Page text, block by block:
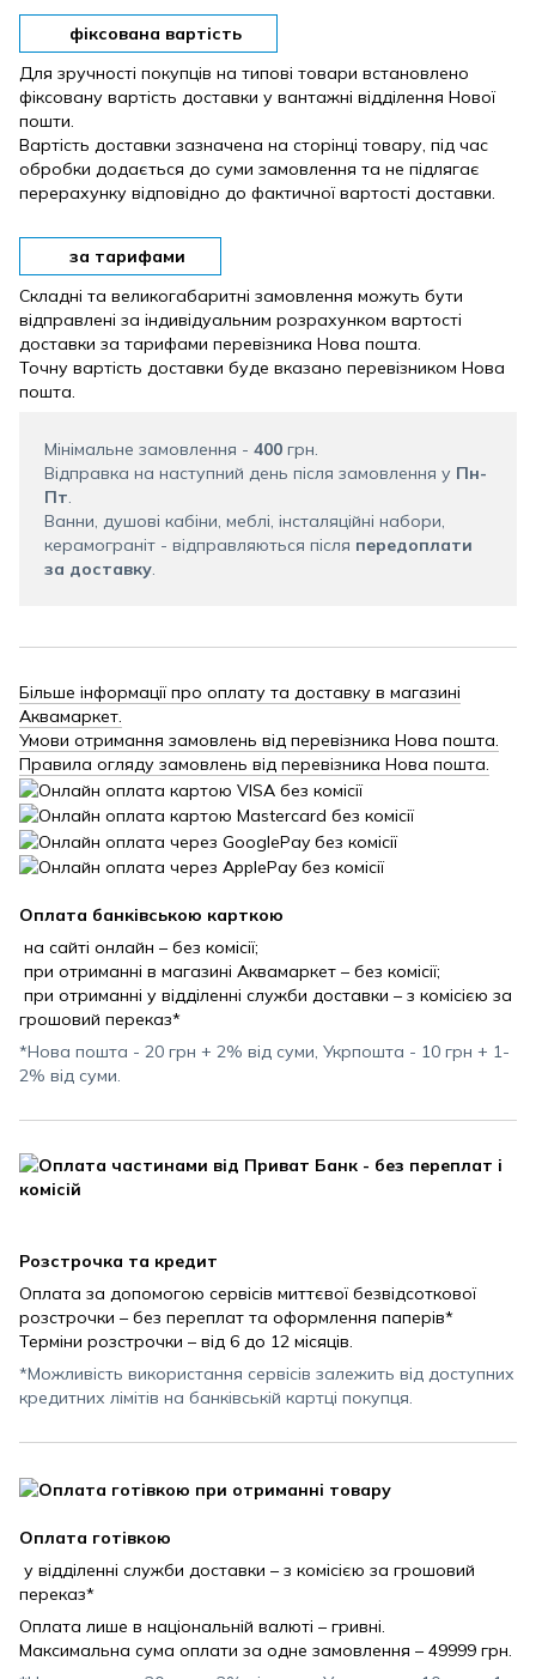
фіксована вартість
Для зручності покупців на типові товари встановлено
фіксовану вартість доставки у вантажні відділення Нової
пошти.
Вартість доставки зазначена на сторінці товару, під час
обробки додається до суми замовлення та не підлягає
перерахунку відповідно до фактичної вартості доставки.
за тарифами
Складні та великогабаритні замовлення можуть бути
відправлені за індивідуальним розрахунком вартості
доставки за тарифами перевізника Нова пошта.
Точну вартість доставки буде вказано перевізником Нова
пошта.
Мінімальне замовлення - 400 грн.
Відправка на наступний день після замовлення у Пн-
Пт.
Ванни, душові кабіни, меблі, інсталяційні набори,
керамограніт - відправляються після передоплати
за доставку.
Більше інформації про оплату та доставку в магазині
Аквамаркет.
Умови отримання замовлень від перевізника Нова пошта.
Правила огляду замовлень від перевізника Нова пошта.
Оплата банківською карткою
на сайті онлайн – без комісії;
при отриманні в магазині Аквамаркет – без комісії;
при отриманні у відділенні служби доставки – з комісією за
грошовий переказ*
*Нова пошта - 20 грн + 2% від суми, Укрпошта - 10 грн + 1-
2% від суми.
Розстрочка та кредит
Оплата за допомогою сервісів миттєвої безвідсоткової
розстрочки – без переплат та оформлення паперів*
Терміни розстрочки – від 6 до 12 місяців.
*Можливість використання сервісів залежить від доступних
кредитних лімітів на банківській картці покупця.
Оплата готівкою
у відділенні служби доставки – з комісією за грошовий
переказ*
Оплата лише в національній валюті – гривні.
Максимальна сума оплати за одне замовлення – 49999 грн.